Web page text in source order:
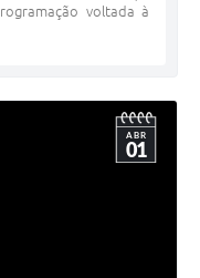
voltada à
ABR
01